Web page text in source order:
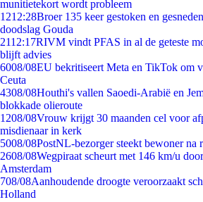
munitietekort wordt probleem
1212:28Broer 135 keer gestoken en
doodslag Gouda
2112:17RIVM vindt PFAS in al de geteste
blijft advies
6008/08EU bekritiseert Meta en TikTok om
Ceuta
4308/08Houthi's vallen Saoedi-Arabië en
blokkade olieroute
1208/08Vrouw krijgt 30 maanden cel voor
misdienaar in kerk
5008/08PostNL-bezorger steekt bewoner na
2608/08Wegpiraat scheurt met 146 km/u
Amsterdam
708/08Aanhoudende droogte veroorzaakt
Holland